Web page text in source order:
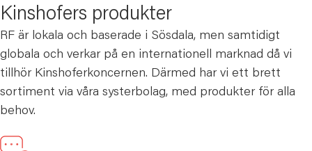
Kinshofers produkter
RF är lokala och baserade i Sösdala, men samtidigt
globala och verkar på en internationell marknad då vi
tillhör Kinshoferkoncernen. Därmed har vi ett brett
sortiment via våra systerbolag, med produkter för alla
behov.